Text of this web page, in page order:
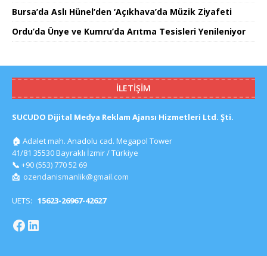
Bursa’da Aslı Hünel’den ‘Açıkhava’da Müzik Ziyafeti
Ordu’da Ünye ve Kumru’da Arıtma Tesisleri Yenileniyor
İLETIŞIM
SUCUDO Dijital Medya Reklam Ajansı Hizmetleri Ltd. Şti.
🏠 Adalet mah. Anadolu cad. Megapol Tower
41/81 35530 Bayraklı İzmir / Türkiye
📞 +90 (553) 770 52 69
📩 ozendanismanlik@gmail.com
UETS: 15623-26967-42627